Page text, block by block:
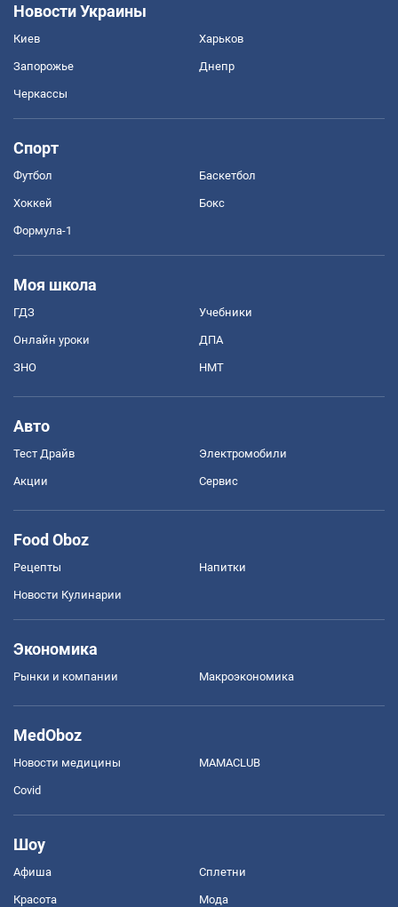
Новости Украины
Киев Харьков
Запорожье Днепр
Черкассы
Спорт
Футбол Баскетбол
Хоккей Бокс
Формула-1
Моя школа
ГДЗ Учебники
Онлайн уроки ДПА
ЗНО НМТ
Авто
Тест Драйв Электромобили
Акции Сервис
Food Oboz
Рецепты Напитки
Новости Кулинарии
Экономика
Рынки и компании Mакроэкономика
MedOboz
Новости медицины MAMACLUB
Covid
Шоу
Афиша Сплетни
Красота Мода